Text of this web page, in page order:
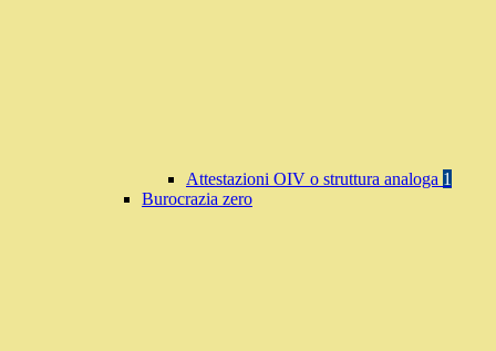
Attestazioni OIV o struttura analoga 1
Burocrazia zero